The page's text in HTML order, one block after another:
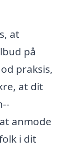
at
på
praksis,
at dit
anmode
i dit